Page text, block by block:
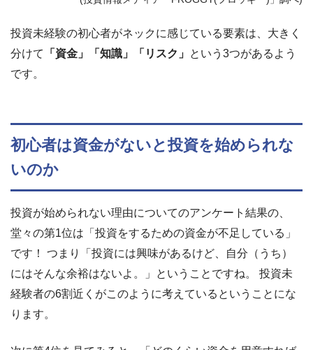
投資未経験の初心者がネックに感じている要素は、大きく
分けて
「資金」「知識」「リスク」 という3つがあるよう
です。
初心者は資金がないと投資を始められな
いのか
投資が始められない理由についてのアンケート結果の、
堂々の第1位は「投資をするための資金が不足している」
です！ つまり「投資には興味があるけど、自分（うち）
にはそんな余裕はないよ。」ということですね。 投資未
経験者の6割近くがこのように考えているということにな
ります。